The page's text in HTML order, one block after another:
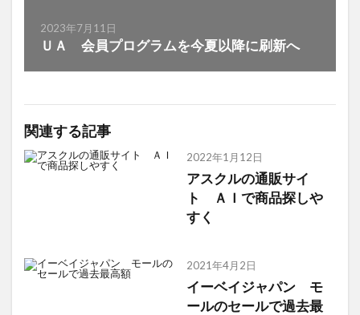
2023年7月11日
ＵＡ 会員プログラムを今夏以降に刷新へ
関連する記事
2022年1月12日
アスクルの通販サイ
ト ＡＩで商品探しや
すく
2021年4月2日
イーベイジャパン モ
ールのセールで過去最